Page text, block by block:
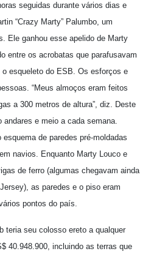
seguidas durante vários dias e
“Crazy Marty” Palumbo, um
Ele ganhou esse apelido de Marty
entre os acrobatas que parafusavam
esqueleto do ESB. Os esforços e
“Meus almoços eram feitos
a 300 metros de altura”, diz. Deste
e meio a cada semana.
de paredes pré-moldadas
navios. Enquanto Marty Louco e
de ferro (algumas chegavam ainda
as paredes e o piso eram
pontos do país.
teria seu colosso ereto a qualquer
40.948.900, incluindo as terras que